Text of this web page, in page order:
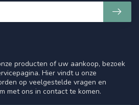
producten of uw aankoop, bezoek
Hier vindt u onze
op veelgestelde vragen en
met ons in contact te komen.